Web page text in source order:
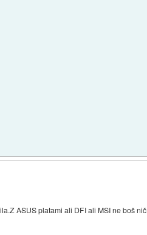
ASUS platami ali DFI ali MSI ne boš nič